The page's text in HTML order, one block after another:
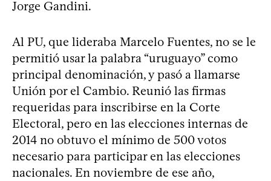
Jorge Gandini.
Al PU, que lideraba Marcelo Fuentes, no se le
permitió usar la palabra “uruguayo” como
principal denominación, y pasó a llamarse
Unión por el Cambio. Reunió las firmas
requeridas para inscribirse en la Corte
Electoral, pero en las elecciones internas de
2014 no obtuvo el mínimo de 500 votos
necesario para participar en las elecciones
nacionales. En noviembre de ese año,